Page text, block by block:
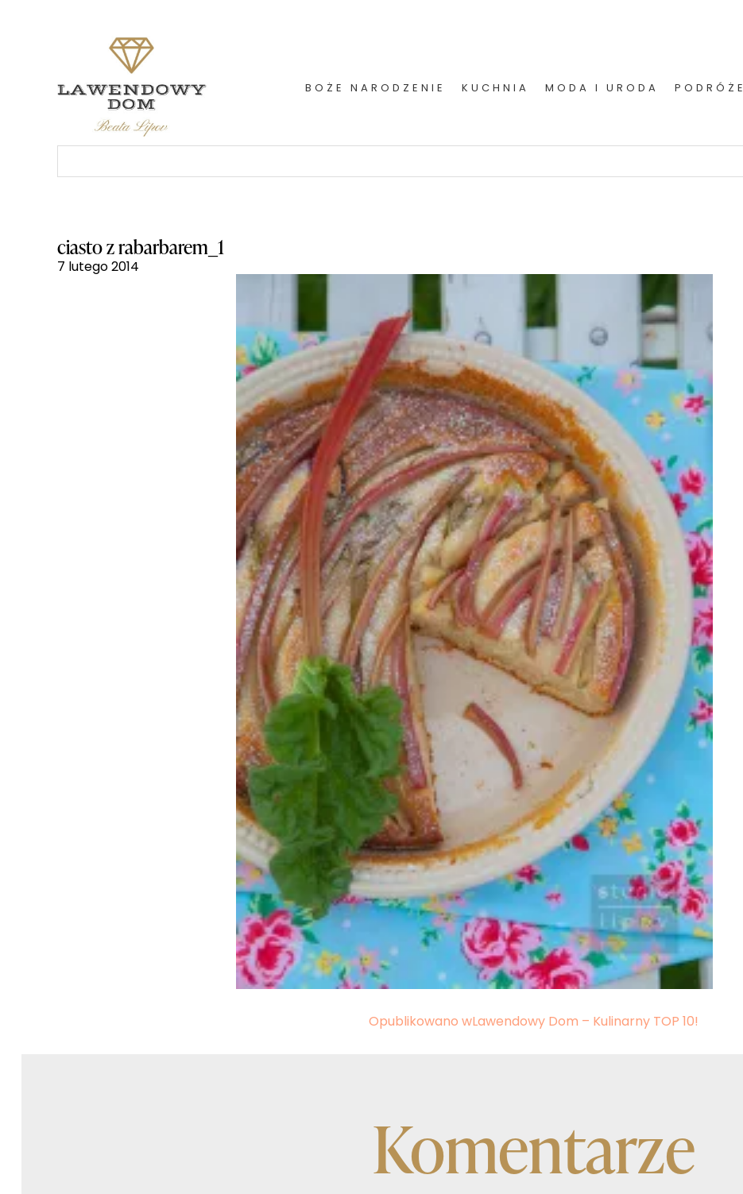
BOŻE NARODZENIE KUCHNIA MODA I URODA PODRÓŻE
ciasto z rabarbarem_1
7 lutego 2014
Opublikowano wLawendowy Dom – Kulinarny TOP 10!
Komentarze